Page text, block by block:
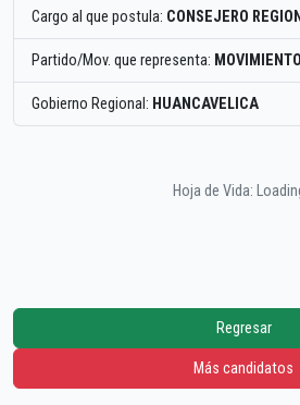
Cargo al que postula: CONSEJERO
Partido/Mov. que representa:
Gobierno Regional: HUANCAVELICA
Hoja de Vida:
Regresar
Más candidatos